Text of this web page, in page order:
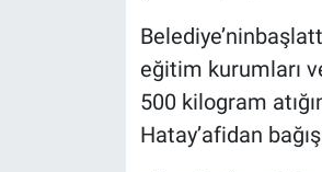
eğitim kurumları
500 kilogram
Hatay’afidan